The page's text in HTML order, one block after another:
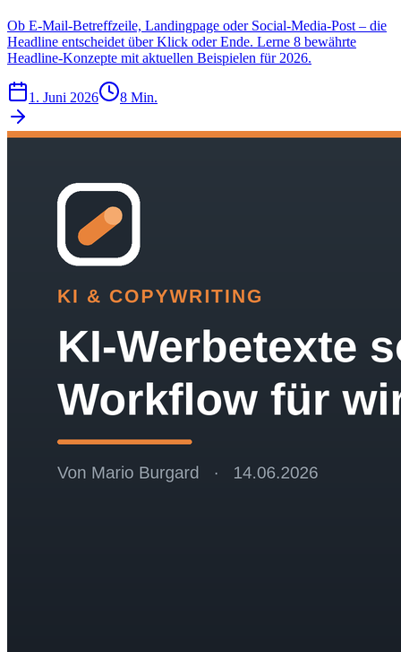
Ob E-Mail-Betreffzeile, Landingpage oder Social-Media-Post – die
Headline entscheidet über Klick oder Ende. Lerne 8 bewährte
Headline-Konzepte mit aktuellen Beispielen für 2026.
1. Juni 2026 8 Min.